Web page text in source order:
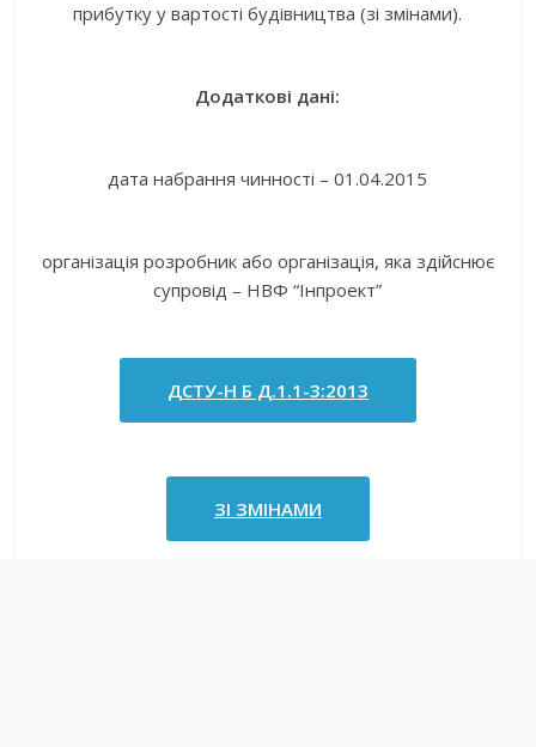
прибутку у вартості будівництва (зі змінами).
Додаткові дані:
дата набрання чинності – 01.04.2015
організація розробник або організація, яка здійснює
супровід – НВФ “Інпроект”
ДСТУ-Н Б Д.1.1-3:2013
ЗІ ЗМІНАМИ